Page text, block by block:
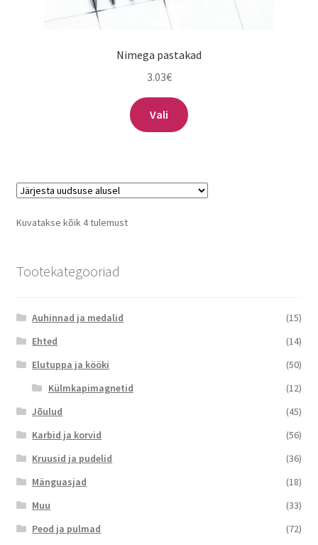
Nimega pastakad
3.03€
Vali
tootel
Valikuid
Kuvatakse kõik 4 tulemustSorditud
Tootekategooriad
Auhinnad ja medalid
(15)
Ehted
(14)
Elutuppa ja kööki
(50)
Külmkapimagnetid
(12)
Jõulud
(45)
Karbid ja korvid
(56)
Kruusid ja pudelid
(36)
Mänguasjad
(18)
Muu
(33)
Peod ja pulmad
(72)